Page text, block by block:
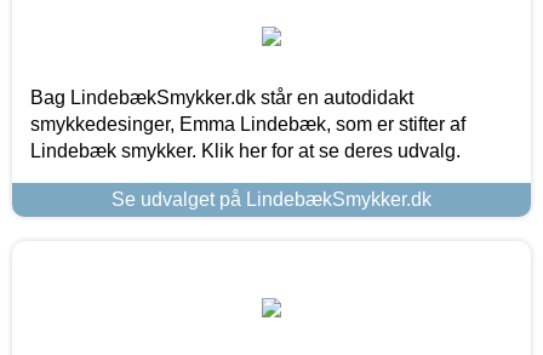
Bag LindebækSmykker.dk står en autodidakt
smykkedesinger, Emma Lindebæk, som er stifter af
Lindebæk smykker. Klik her for at se deres udvalg.
Se udvalget på LindebækSmykker.dk